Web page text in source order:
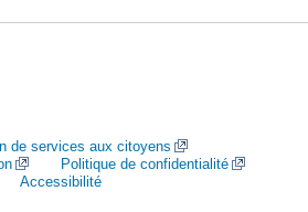
de services aux citoyens
Politique de confidentialité
Accessibilité